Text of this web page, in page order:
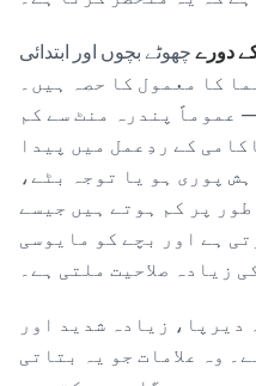
دورےچھوٹے بچوں اور ابتدائی preschool
نشوونما کا معمول کا حصہ ہیں۔
عموماً پندرہ منٹ سے کم
کے ردِعمل میں پیدا
پوری ہو یا توجہ بٹے،
پر کم ہوتے ہیں جیسے
ہے اور بچے کو مایوسی
زیادہ صلاحیت ملتی ہے۔
دیرپا، زیادہ شدید اور
وہ علامات جو یہ بتاتی